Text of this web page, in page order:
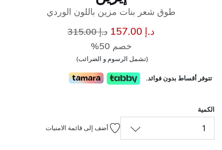
طوق شعر بنات مزين باللون الوردي
د.إ 157.00 سعر مخفض مند.إ 315.00
خصم 50%
(تشمل الرسوم و الضرائب)
تتوفر أقساط بدون فوائد.
الكمية
1 أضف إلى قائمة الامنيات